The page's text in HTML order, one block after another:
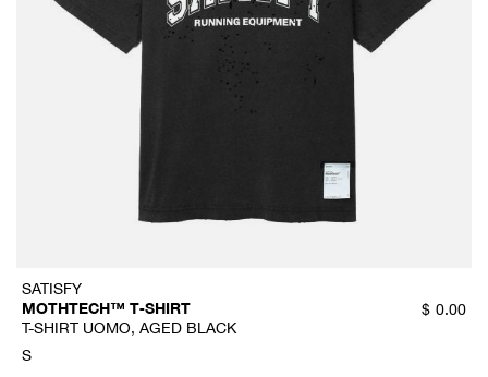
SATISFY
MOTHTECH™ T‑SHIRT
T-SHIRT UOMO, AGED BLACK
$ 0.00
S